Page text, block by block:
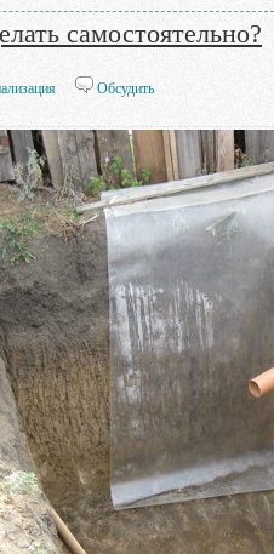
самостоятельно?
Обсудить